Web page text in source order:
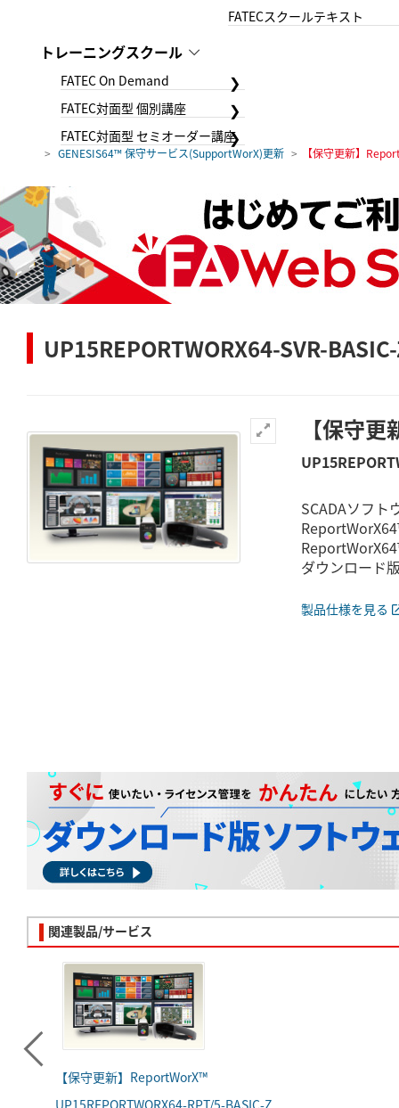
FATECスクールテキスト
トレーニングスクール
FATEC On Demand
FATEC対面型 個別講座
FATEC対面型 セミオーダー講座
GENESIS64™ 保守サービス(SupportWorX)更新 【保守更新】
UP15REPORTWORX64-SVR-
【保守
SCADAソフト
ダウンロード
製品仕様を見る
関連製品/サービス
【保守更新】ReportWorX™